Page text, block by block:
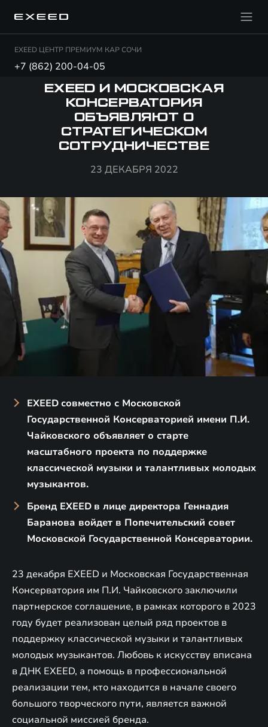
EXEED ЦЕНТР ПРЕМИУМ КАР СОЧИ
+7 (862) 200-04-05
EXEED И МОСКОВСКАЯ
КОНСЕРВАТОРИЯ
ОБЪЯВЛЯЮТ О
СТРАТЕГИЧЕСКОМ
СОТРУДНИЧЕСТВЕ
23 ДЕКАБРЯ 2022
EXEEDсовместно с Московской
Государственной Консерваторией имени П.И.
Чайковского объявляет о старте
масштабного проекта по поддержке
классической музыки и талантливых молодых
музыкантов.
Бренд EXEED в лице директора Геннадия
Баранова войдет в Попечительский совет
Московской Государственной Консерватории.
23 декабря EXEED и Московская Государственная
Консерватория им П.И. Чайковского заключили
партнерское соглашение, в рамках которого в 2023
году будет реализован целый ряд проектов в
поддержку классической музыки и талантливых
молодых музыкантов. Любовь к искусству вписана
в ДНК EXEED, а помощь в профессиональной
реализации тем, кто находится в начале своего
большого творческого пути, является важной
социальной миссией бренда.